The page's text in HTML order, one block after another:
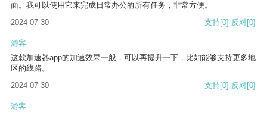
面。我可以使用它来完成日常办公的所有任务，非常方便。
2024-07-30
支持[0] 反对[0]
游客
这款加速器app的加速效果一般，可以再提升一下，比如能够支持更多地
区的线路。
2024-07-30
支持[0] 反对[0]
游客